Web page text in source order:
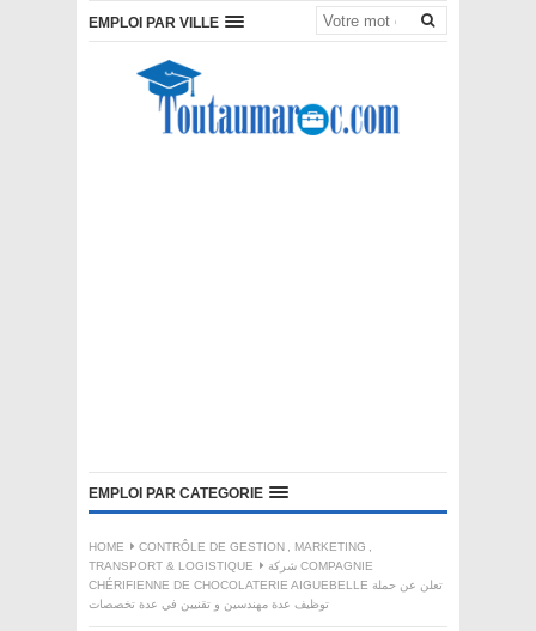
EMPLOI PAR VILLE
EMPLOI PAR CATEGORIE
HOME CONTRÔLE DE GESTION , MARKETING ,
TRANSPORT & LOGISTIQUE
شركة COMPAGNIE
CHÉRIFIENNE DE CHOCOLATERIE AIGUEBELLE تعلن عن حملة
توظيف عدة مهندسين و تقنيين في عدة تخصصات